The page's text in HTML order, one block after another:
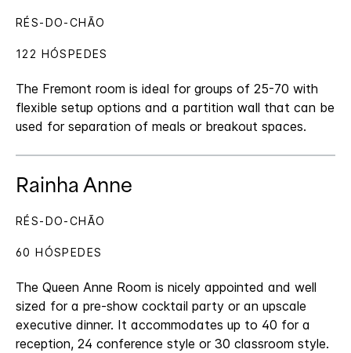
The Fremont room is ideal for groups of 25-70 with
flexible setup options and a partition wall that can be
used for separation of meals or breakout spaces.
RÉS-DO-CHÃO
122 HÓSPEDES
Rainha Anne
The Queen Anne Room is nicely appointed and well
sized for a pre-show cocktail party or an upscale
executive dinner. It accommodates up to 40 for a
reception, 24 conference style or 30 classroom style.
RÉS-DO-CHÃO
60 HÓSPEDES